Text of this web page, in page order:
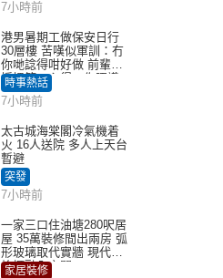
7小時前
港男暑期工做保安日行
30層樓 苦嘆似軍訓：冇
你哋諗得咁好做 前輩傳
授搵筍工心得：你唔識
揀盤啫｜Juicy叮
時事熱話
7小時前
太古城海棠閣冷氣機着
火 16人送院 多人上天台
暫避
突發
7小時前
一家三口住油塘280呎居
屋 35萬裝修間出兩房 弧
形玻璃取代實牆 現代神
枱櫃融入玄關
家居裝修